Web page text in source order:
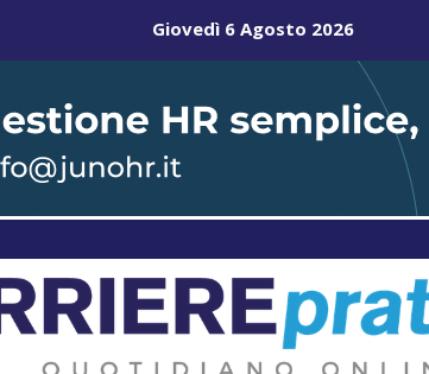
Giovedì 6 Agosto 2026